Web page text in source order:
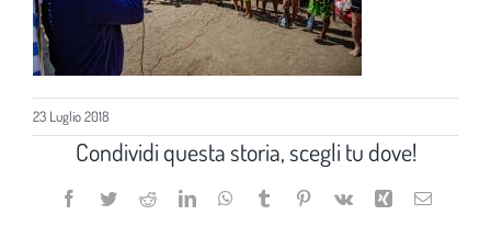
23 Luglio 2018
Condividi questa storia, scegli tu dove!
Facebook
TwitterRedditLinkedInWhatsApp
TumblrPinterest
Vk Xing Email